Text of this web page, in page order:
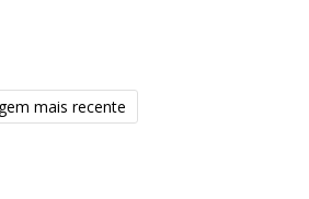
mais recente